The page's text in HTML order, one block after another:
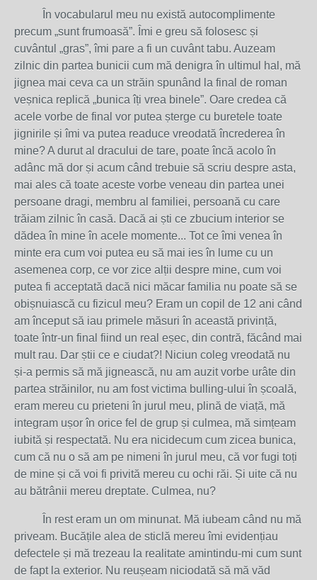
În vocabularul meu nu există autocomplimente
precum „sunt frumoasă”. Îmi e greu să folosesc și
cuvântul „gras”, îmi pare a fi un cuvânt tabu. Auzeam
zilnic din partea bunicii cum mă denigra în ultimul hal, mă
jignea mai ceva ca un străin spunând la final de roman
veșnica replică „bunica îți vrea binele”. Oare credea că
acele vorbe de final vor putea șterge cu buretele toate
jignirile și îmi va putea readuce vreodată încrederea în
mine? A durut al dracului de tare, poate încă acolo în
adânc mă dor și acum când trebuie să scriu despre asta,
mai ales că toate aceste vorbe veneau din partea unei
persoane dragi, membru al familiei, persoană cu care
trăiam zilnic în casă. Dacă ai ști ce zbucium interior se
dădea în mine în acele momente... Tot ce îmi venea în
minte era cum voi putea eu să mai ies în lume cu un
asemenea corp, ce vor zice alții despre mine, cum voi
putea fi acceptată dacă nici măcar familia nu poate să se
obișnuiască cu fizicul meu? Eram un copil de 12 ani când
am început să iau primele măsuri în această privință,
toate într-un final fiind un real eșec, din contră, făcând mai
mult rau. Dar știi ce e ciudat?! Niciun coleg vreodată nu
și-a permis să mă jignească, nu am auzit vorbe urâte din
partea străinilor, nu am fost victima bulling-ului în școală,
eram mereu cu prieteni în jurul meu, plină de viață, mă
integram ușor în orice fel de grup și culmea, mă simțeam
iubită și respectată. Nu era nicidecum cum zicea bunica,
cum că nu o să am pe nimeni în jurul meu, că vor fugi toți
de mine și că voi fi privită mereu cu ochi răi. Și uite că nu
au bătrânii mereu dreptate. Culmea, nu?
În rest eram un om minunat. Mă iubeam când nu mă
priveam. Bucățile alea de sticlă mereu îmi evidențiau
defectele și mă trezeau la realitate amintindu-mi cum sunt
de fapt la exterior. Nu reușeam niciodată să mă văd